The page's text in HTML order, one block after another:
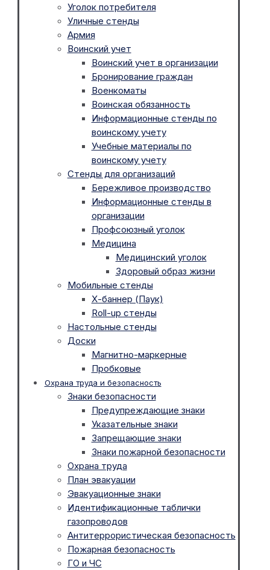
Уголок потребителя
Уличные стенды
Армия
Воинский учет
Воинский учет в организации
Бронирование граждан
Военкоматы
Воинская обязанность
Информационные стенды по
воинскому учету
Учебные материалы по
воинскому учету
Стенды для организаций
Бережливое производство
Информационные стенды в
организации
Профсоюзный уголок
Медицина
Медицинский уголок
Здоровый образ жизни
Мобильные стенды
Х-баннер (Паук)
Roll-up стенды
Настольные стенды
Доски
Магнитно-маркерные
Пробковые
Охрана труда и безопасность
Знаки безопасности
Предупреждающие знаки
Указательные знаки
Запрещающие знаки
Знаки пожарной безопасности
Охрана труда
План эвакуации
Эвакуационные знаки
Идентификационные таблички
газопроводов
Антитеррористическая безопасность
Пожарная безопасность
ГО и ЧС